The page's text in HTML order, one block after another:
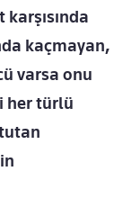
kaçmayan,
varsa onu
her türlü